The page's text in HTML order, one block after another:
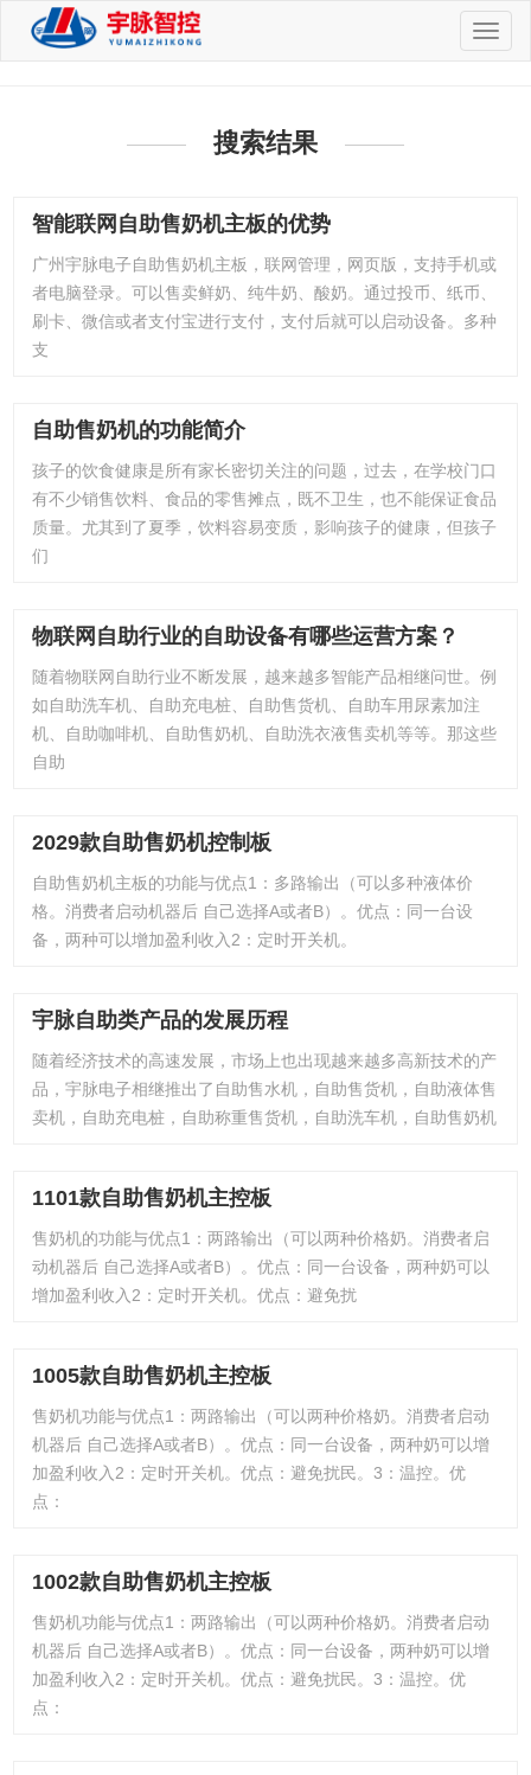
切
换
搜索结果
智能联网自助售奶机主板的优势
广州宇脉电子自助售奶机主板，联网管理，网页版，支持手机或
者电脑登录。可以售卖鲜奶、纯牛奶、酸奶。通过投币、纸币、
刷卡、微信或者支付宝进行支付，支付后就可以启动设备。多种
支
自助售奶机的功能简介
孩子的饮食健康是所有家长密切关注的问题，过去，在学校门口
有不少销售饮料、食品的零售摊点，既不卫生，也不能保证食品
质量。尤其到了夏季，饮料容易变质，影响孩子的健康，但孩子
们
物联网自助行业的自助设备有哪些运营方案？
随着物联网自助行业不断发展，越来越多智能产品相继问世。例
如自助洗车机、自助充电桩、自助售货机、自助车用尿素加注
机、自助咖啡机、自助售奶机、自助洗衣液售卖机等等。那这些
自助
2029款自助售奶机控制板
自助售奶机主板的功能与优点1：多路输出（可以多种液体价
格。消费者启动机器后 自己选择A或者B）。优点：同一台设
备，两种可以增加盈利收入2：定时开关机。
宇脉自助类产品的发展历程
随着经济技术的高速发展，市场上也出现越来越多高新技术的产
品，宇脉电子相继推出了自助售水机，自助售货机，自助液体售
卖机，自助充电桩，自助称重售货机，自助洗车机，自助售奶机
1101款自助售奶机主控板
售奶机的功能与优点1：两路输出（可以两种价格奶。消费者启
动机器后 自己选择A或者B）。优点：同一台设备，两种奶可以
增加盈利收入2：定时开关机。优点：避免扰
1005款自助售奶机主控板
售奶机功能与优点1：两路输出（可以两种价格奶。消费者启动
机器后 自己选择A或者B）。优点：同一台设备，两种奶可以增
加盈利收入2：定时开关机。优点：避免扰民。3：温控。优
点：
1002款自助售奶机主控板
售奶机功能与优点1：两路输出（可以两种价格奶。消费者启动
机器后 自己选择A或者B）。优点：同一台设备，两种奶可以增
加盈利收入2：定时开关机。优点：避免扰民。3：温控。优
点：